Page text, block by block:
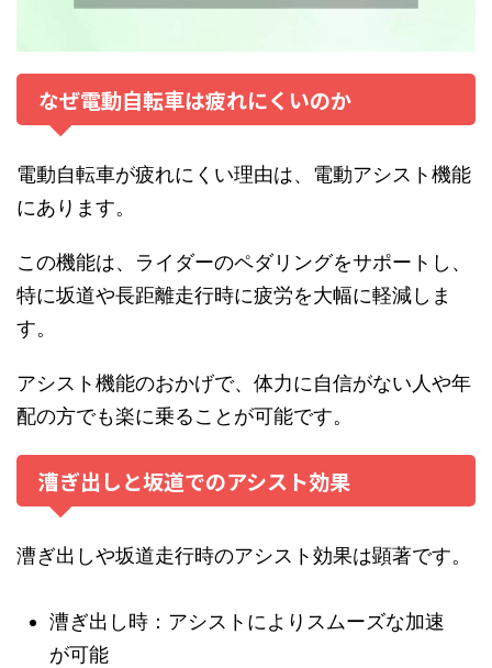
なぜ電動自転車は疲れにくいのか
電動自転車が疲れにくい理由は、電動アシスト機能
にあります。
この機能は、ライダーのペダリングをサポートし、
特に坂道や長距離走行時に疲労を大幅に軽減しま
す。
アシスト機能のおかげで、体力に自信がない人や年
配の方でも楽に乗ることが可能です。
漕ぎ出しと坂道でのアシスト効果
漕ぎ出しや坂道走行時のアシスト効果は顕著です。
漕ぎ出し時：アシストによりスムーズな加速
が可能